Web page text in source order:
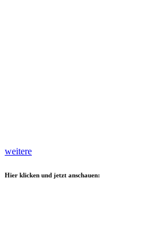
weitere
Hier klicken und jetzt anschauen: